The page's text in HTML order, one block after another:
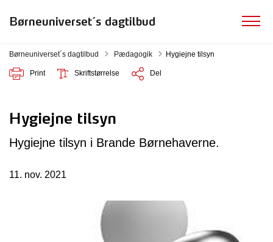
Børneuniverset´s dagtilbud
Børneuniverset´s dagtilbud Tilbage til
Pædagogik Hygiejne tilsyn
Print Skriftstørrelse Del
Hygiejne tilsyn
Hygiejne tilsyn i Brande Børnehaverne.
11. nov. 2021